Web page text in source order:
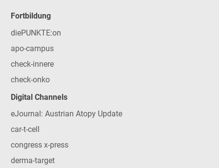
Fortbildung
diePUNKTE:on
apo-campus
check-innere
check-onko
Digital Channels
eJournal: Austrian Atopy Update
car-t-cell
congress x-press
derma-target